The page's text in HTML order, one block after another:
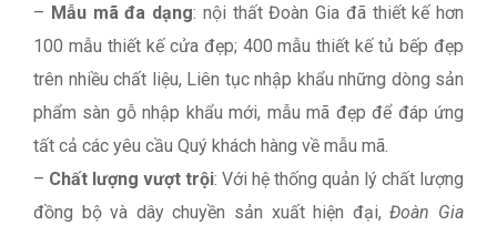
– Mẫu mã đa dạng: nội thất Đoàn Gia đã thiết kế hơn
100 mẫu thiết kế cửa đẹp; 400 mẫu thiết kế tủ bếp đẹp
trên nhiều chất liệu, Liên tục nhập khẩu những dòng sản
phẩm sàn gỗ nhập khẩu mới, mẫu mã đẹp để đáp ứng
tất cả các yêu cầu Quý khách hàng về mẫu mã.
– Chất lượng vượt trội: Với hệ thống quản lý chất lượng
đồng bộ và dây chuyền sản xuất hiện đại,Đoàn Gia